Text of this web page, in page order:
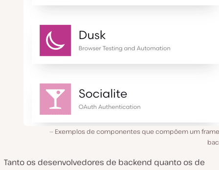
Exemplos de componentes que compõem um
Tanto os desenvolvedores de backend quanto os de